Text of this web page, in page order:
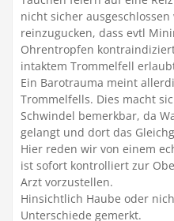
nicht sicher
reinzugucken, dass evtl
Ohrentropfen
intaktem Trommelfell
Ein Barotrauma meint
Trommelfells. Dies macht
Schwindel bemerkbar, da
gelangt und dort das
Hier reden wir von einem
ist sofort kontrolliert zur
Arzt vorzustellen.
Hinsichtlich Haube oder
Unterschiede gemerkt.